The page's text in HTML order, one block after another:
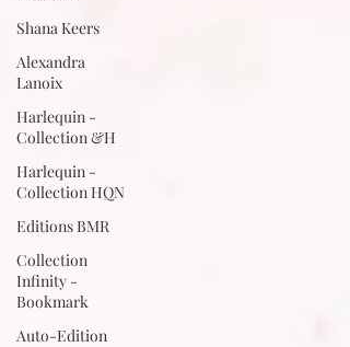
Shana Keers
Alexandra
Lanoix
Harlequin -
Collection &H
Harlequin -
Collection HQN
Editions BMR
Collection
Infinity -
Bookmark
Auto-Edition